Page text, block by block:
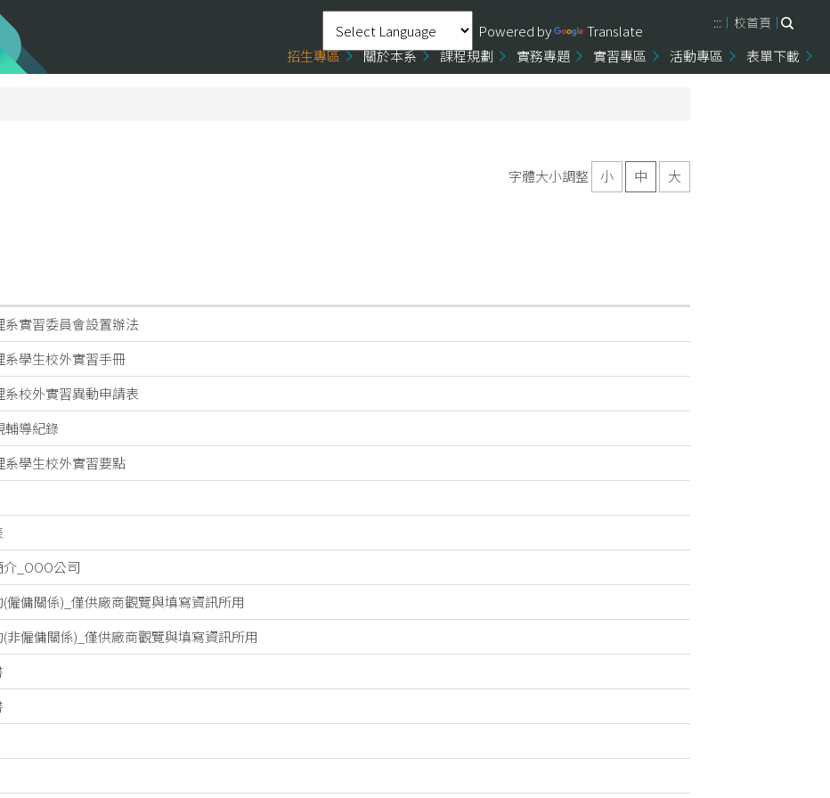
Powered by Translate ::: 校首頁
招生專區 關於本系 課程規劃 實務專題 實習專區 活動專區 表單下載
字體大小調整 小 中 大
實習委員會設置辦法
學生校外實習手冊
校外實習異動申請表
輔導紀錄
學生校外實習要點
_OOO公司
僱傭關係)_僅供廠商觀覽與填寫資訊所用
非僱傭關係)_僅供廠商觀覽與填寫資訊所用